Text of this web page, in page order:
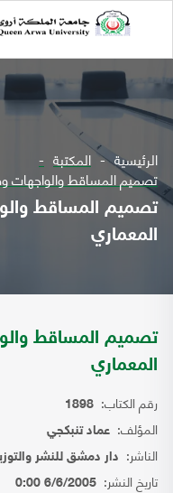
الرئيسية المكتبة
تصميم المساقط والواجهات
تصميم المساقط
المعماري
تصميم المساقط
المعماري
رقم الكتاب: 1898
المؤلف: عماد تنبكجي
الناشر: دار دمشق للنشر
تاريخ النشر: 6/6/2005 0:00